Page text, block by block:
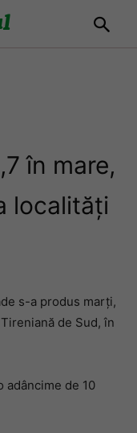
în mare,
localități
s-a produs marți,
de Sud, în
adâncime de 10